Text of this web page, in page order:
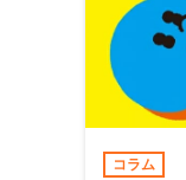
コラム